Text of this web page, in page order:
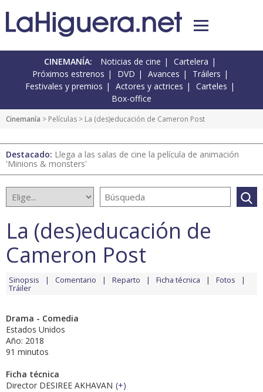
CINEMANÍA: Noticias de cine
Cartelera
Próximos estrenos
DVD Avances
Tráilers
Festivales y premios
Actores y actrices
Carteles
Box-office
Cinemanía > Películas > La (des)educación de Cameron Post
Destacado: Llega a las salas de cine la película de animación
'Minions & monsters'
La (des)educación de
Cameron Post
Sinopsis Comentario Reparto Ficha técnica Fotos
Tráiler
Drama - Comedia
Estados Unidos
Año: 2018
91 minutos
Ficha técnica
Director DESIREE AKHAVAN (+)